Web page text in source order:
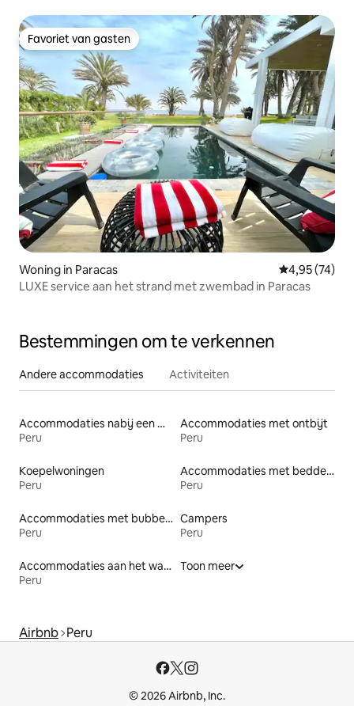
Favoriet van gasten
Favoriet van gasten
Woning in Paracas Gemiddelde
4,95 (74)
LUXE service aan het strand met zwembad in Paracas
Bestemmingen om te verkennen
Andere accommodaties Activiteiten
Accommodaties nabij een meer
Peru
Accommodaties met ontbijt
Peru
Koepelwoningen
Peru
Accommodaties met bedden op toegankelijke hoogte
Peru
Accommodaties met bubbelbad
Peru
Campers
Peru
Accommodaties aan het water
Peru
Toon meer
Airbnb Peru
© 2026 Airbnb, Inc.